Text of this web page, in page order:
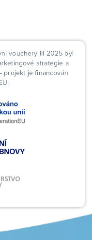
vouchery III 2025 byl
strategie a
projekt je financován